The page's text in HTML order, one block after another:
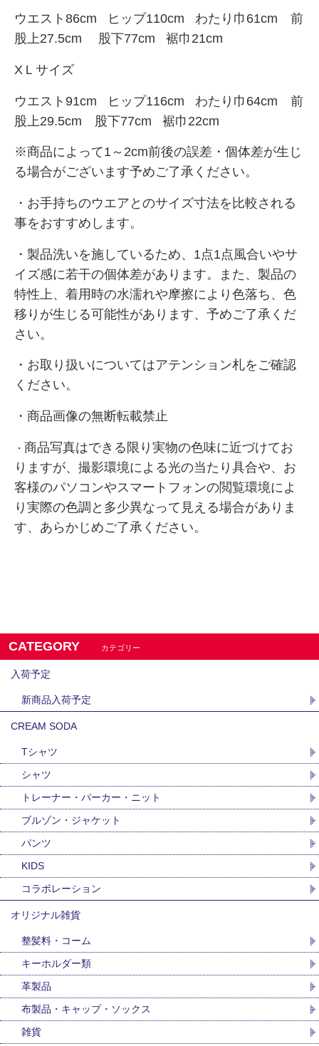
ウエスト86cm ヒップ110cm わたり 巾61cm 前
股上27.5cm 股下77cm 裾巾21cm
XＬサイズ
ウエスト91cm ヒップ116cm わたり 巾64cm 前
股上29.5cm 股下77cm 裾巾22cm
※商品によって1～2cm前後の誤差・個体差が生じ
る場合がございます予めご了承ください。
・お手持ちのウエアとのサイズ寸法を比較される
事をおすすめします。
・製品洗いを施しているため、1点1点風合いやサ
イズ感に若干の個体差があります。また、 製品の
特性上、着用時の水濡れや摩擦により色落ち、色
移りが生じる可能性があります、予めご了承くだ
さい。
・お取り扱いについてはアテンション札をご確認
ください。
・商品画像の無断転載禁止
・ 商品写真はできる限り実物の色味に近づけてお
りますが、 撮影環境による光の当たり具合や、お
客様のパソコンやスマートフォンの閲覧環境によ
り実際の色調と多少異なって見える場合がありま
す、あらかじめご了承ください。
CATEGORY カテゴリー
入荷予定
新商品入荷予定
CREAM SODA
Tシャツ
シャツ
トレーナー・パーカー・ニット
ブルゾン・ジャケット
パンツ
KIDS
コラボレーション
オリジナル雑貨
整髪料・コーム
キーホルダー類
革製品
布製品・キャップ・ソックス
雑貨